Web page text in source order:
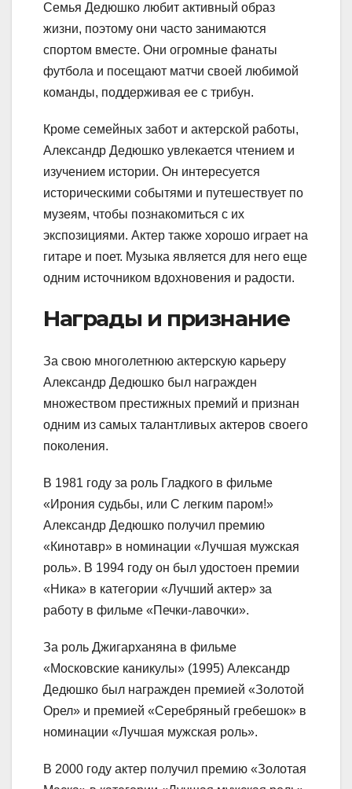
Семья Дедюшко любит активный образ
жизни, поэтому они часто занимаются
спортом вместе. Они огромные фанаты
футбола и посещают матчи своей любимой
команды, поддерживая ее с трибун.
Кроме семейных забот и актерской работы,
Александр Дедюшко увлекается чтением и
изучением истории. Он интересуется
историческими событями и путешествует по
музеям, чтобы познакомиться с их
экспозициями. Актер также хорошо играет на
гитаре и поет. Музыка является для него еще
одним источником вдохновения и радости.
Награды и признание
За свою многолетнюю актерскую карьеру
Александр Дедюшко был награжден
множеством престижных премий и признан
одним из самых талантливых актеров своего
поколения.
В 1981 году за роль Гладкого в фильме
«Ирония судьбы, или С легким паром!»
Александр Дедюшко получил премию
«Кинотавр» в номинации «Лучшая мужская
роль». В 1994 году он был удостоен премии
«Ника» в категории «Лучший актер» за
работу в фильме «Печки-лавочки».
За роль Джигарханяна в фильме
«Московские каникулы» (1995) Александр
Дедюшко был награжден премией «Золотой
Орел» и премией «Серебряный гребешок» в
номинации «Лучшая мужская роль».
В 2000 году актер получил премию «Золотая